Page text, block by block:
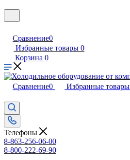
Сравнение0
Избранные товары 0
Корзина 0
Сравнение0 Избранные товары
Телефоны
8-863-256-06-00
8-800-222-69-90